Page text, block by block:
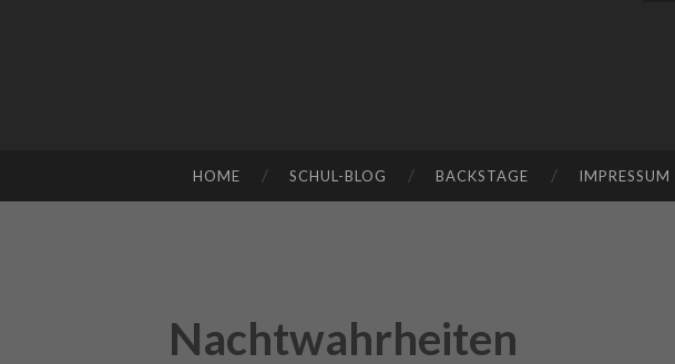
HOME SCHUL-BLOG BACKSTAGE IMPRESSUM
Nachtwahrheiten